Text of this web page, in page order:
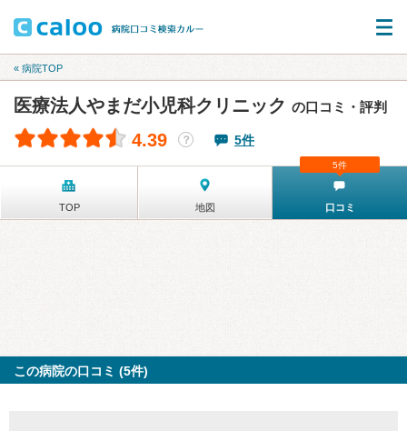
« 病院TOP
医療法人やまだ小児科クリニック の口コミ・評判
4.39 ？ 5件
TOP 地図 口コミ
5件
この病院の口コミ (5件)